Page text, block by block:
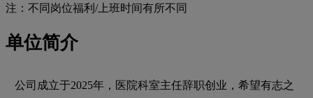
注：不同岗位福利/上班时间有所不同
单位简介
公司成立于2025年，医院科室主任辞职创业，希望有志之